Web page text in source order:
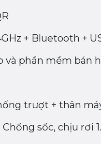
+ Bluetooth +
phần mềm bán
trượt + thân
sốc, chịu